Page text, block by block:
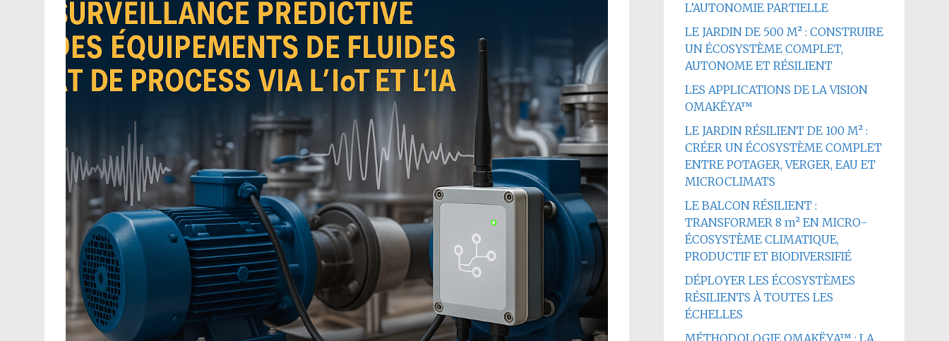
L’AUTONOMIE PARTIELLE
LE JARDIN DE 500 M² : CONSTRUIRE
UN ÉCOSYSTÈME COMPLET,
AUTONOME ET RÉSILIENT
LES APPLICATIONS DE LA VISION
OMAKËYA™
LE JARDIN RÉSILIENT DE 100 M² :
CRÉER UN ÉCOSYSTÈME COMPLET
ENTRE POTAGER, VERGER, EAU ET
MICROCLIMATS
LE BALCON RÉSILIENT :
TRANSFORMER 8 m² EN MICRO-
ÉCOSYSTÈME CLIMATIQUE,
PRODUCTIF ET BIODIVERSIFIÉ
DÉPLOYER LES ÉCOSYSTÈMES
RÉSILIENTS À TOUTES LES
ÉCHELLES
MÉTHODOLOGIE OMAKËYA™ : LA